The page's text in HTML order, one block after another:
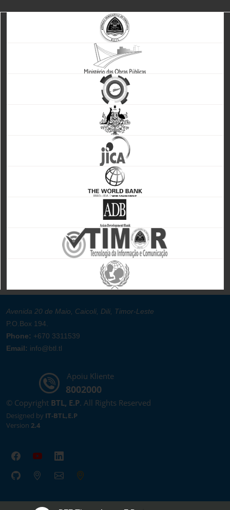
Avenida 20 de Maio, Caicoli, Dili, Timor-Leste
P.O.Box 194.
Phone: +670 3311539
Email: info@btl.tl
Apoiu Kliente
8002000
© Copyright BTL, E.P. All Rights Reserved
Designed by IT-BTL,E.P
Version 2.4